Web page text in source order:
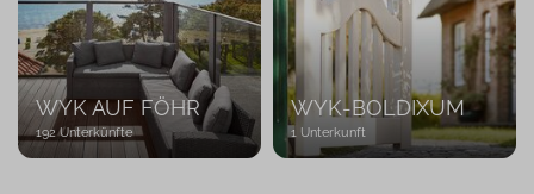
Eingezäuntes
Grundstück
53
E-
Ladesäule
am Haus
Parkplatz 400
WYK AUF FÖHR
192 Unterkünfte
WYK-BOLDIXUM
1 Unterkunft